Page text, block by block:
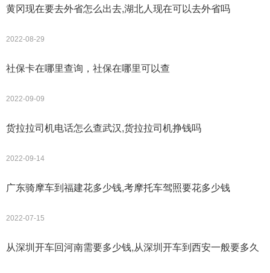
黄冈现在要去外省怎么出去,湖北人现在可以去外省吗
2022-08-29
社保卡在哪里查询，社保在哪里可以查
2022-09-09
货拉拉司机电话怎么查武汉,货拉拉司机挣钱吗
2022-09-14
广东骑摩车到福建花多少钱,考摩托车驾照要花多少钱
2022-07-15
从深圳开车回河南需要多少钱,从深圳开车到西安一般要多久